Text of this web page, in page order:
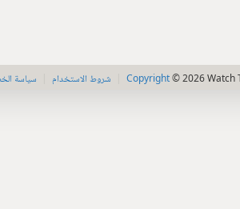
Copyright© 2026 Watch شروط الاستخدام سياسة